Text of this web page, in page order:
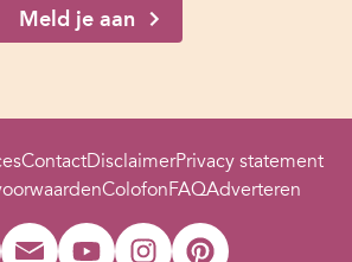
Meld je aan
ContactDisclaimerPrivacy statement
ColofonFAQAdverteren